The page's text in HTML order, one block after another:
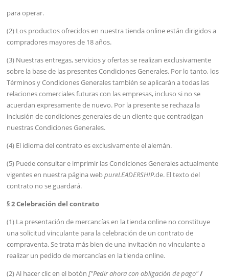
para operar.
(2) Los productos ofrecidos en nuestra tienda online están dirigidos a
compradores mayores de 18 años.
(3) Nuestras entregas, servicios y ofertas se realizan exclusivamente
sobre la base de las presentes Condiciones Generales. Por lo tanto, los
Términos y Condiciones Generales también se aplicarán a todas las
relaciones comerciales futuras con las empresas, incluso si no se
acuerdan expresamente de nuevo. Por la presente se rechaza la
inclusión de condiciones generales de un cliente que contradigan
nuestras Condiciones Generales.
(4) El idioma del contrato es exclusivamente el alemán.
(5) Puede consultar e imprimir las Condiciones Generales actualmente
vigentes en nuestra página webpureLEADERSHIP.de. El texto del
contrato no se guardará.
§ 2 Celebración del contrato
(1) La presentación de mercancías en la tienda online no constituye
una solicitud vinculante para la celebración de un contrato de
compraventa. Se trata más bien de una invitación no vinculante a
realizar un pedido de mercancías en la tienda online.
(2) Al hacer clic en el botón["Pedir ahora con obligación de pago"/